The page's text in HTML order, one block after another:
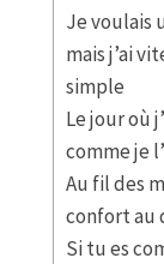
Je voulais
mais j’ai
simple
Le jour où
comme je
Au fil des
confort au
Si tu es